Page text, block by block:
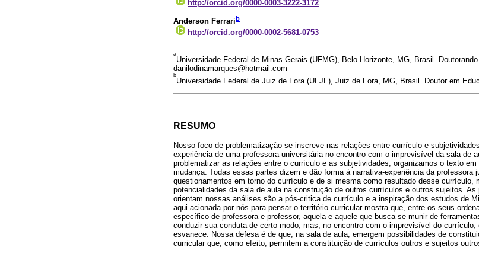
http://orcid.org/0000-0003-3222-3172
Anderson Ferrarib
http://orcid.org/0000-0002-5681-0753
a
Universidade Federal de Minas Gerais (UFMG), Belo Horizonte, MG, Brasil.
danilodinamarques@hotmail.com
b
Universidade Federal de Juiz de Fora (UFJF), Juiz de Fora, MG, Brasil. Doutor em
RESUMO
Nosso foco de problematização se inscreve nas relações entre currículo e
experiência de uma professora universitária no encontro com o imprevisível da sala de
problematizar as relações entre o currículo e as subjetividades, organizamos o texto
mudança. Todas essas partes dizem e dão forma à narrativa-experiência da professora
questionamentos em torno do currículo e de si mesma como resultado desse currículo,
potencialidades da sala de aula na construção de outros currículos e outros sujeitos.
orientam nossas análises são a pós-critica de currículo e a inspiração dos estudos de
aqui acionada por nós para pensar o território curricular mostra que, entre os seus
específico de professora e professor, aquela e aquele que busca se munir de
conduzir sua conduta de certo modo, mas, no encontro com o imprevisível do
esvanece. Nossa defesa é de que, na sala de aula, emergem possibilidades de
curricular que, como efeito, permitem a constituição de currículos outros e sujeitos